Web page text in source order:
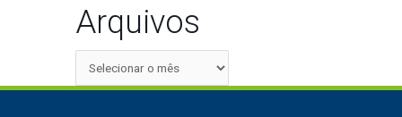
Arquivos